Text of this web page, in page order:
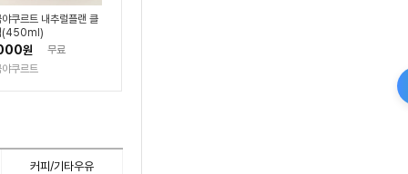
쿠르트 내추럴플랜 클
(450ml)
원
무료
쿠르트
커피/기타우유